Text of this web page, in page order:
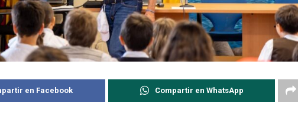
en Facebook Compartir en WhatsApp